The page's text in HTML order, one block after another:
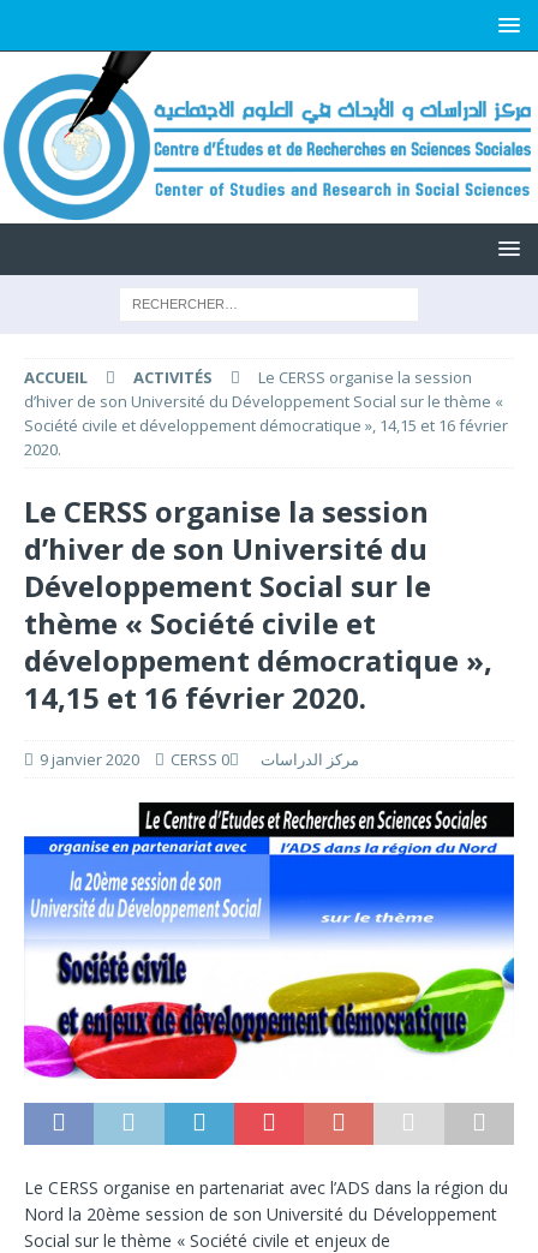
ACCUEIL ACTIVITÉS
Le CERSS organise la session
d’hiver de son Université du Développement Social sur le thème «
Société civile et développement démocratique », 14,15 et 16 février
2020.
Le CERSS organise la session
d’hiver de son Université du
Développement Social sur le
thème « Société civile et
développement démocratique »,
14,15 et 16 février 2020.
9 janvier 2020 CERSS مركز الدراسات 0
Le CERSS organise en partenariat avec l’ADS dans la région du
Nord la 20ème session de son Université du Développement
Social sur le thème « Société civile et enjeux de